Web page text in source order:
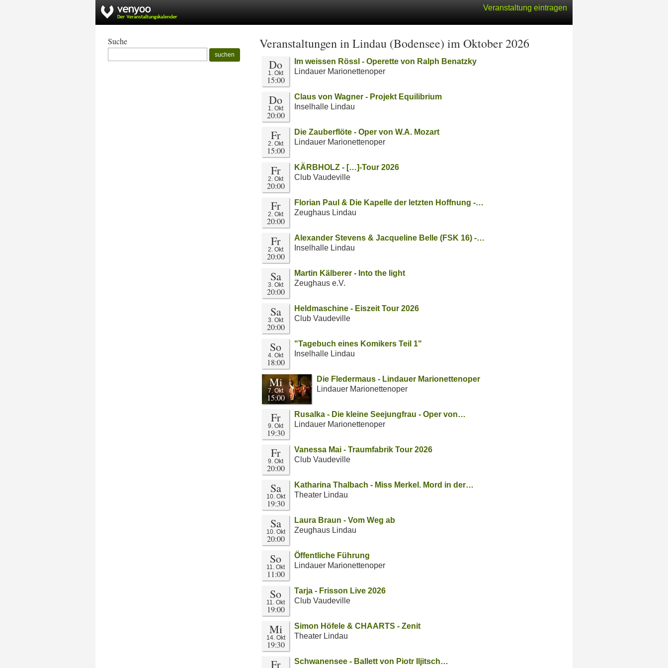
Veranstaltung eintragen
Suche
suchen
Veranstaltungen in Lindau (Bodensee) im Oktober 2026
Do
1. Okt
15:00
Im weissen Rössl - Operette von Ralph Benatzky
Lindauer Marionettenoper
Do
1. Okt
20:00
Claus von Wagner - Projekt Equilibrium
Inselhalle Lindau
Fr
2. Okt
15:00
Die Zauberflöte - Oper von W.A. Mozart
Lindauer Marionettenoper
Fr
2. Okt
20:00
KÄRBHOLZ - […]-Tour 2026
Club Vaudeville
Fr
2. Okt
20:00
Florian Paul & Die Kapelle der letzten Hoffnung -…
Zeughaus Lindau
Fr
2. Okt
20:00
Alexander Stevens & Jacqueline Belle (FSK 16) -…
Inselhalle Lindau
Sa
3. Okt
20:00
Martin Kälberer - Into the light
Zeughaus e.V.
Sa
3. Okt
20:00
Heldmaschine - Eiszeit Tour 2026
Club Vaudeville
So
4. Okt
18:00
"Tagebuch eines Komikers Teil 1"
Inselhalle Lindau
Mi
7. Okt
15:00
Die Fledermaus - Lindauer Marionettenoper
Lindauer Marionettenoper
Fr
9. Okt
19:30
Rusalka - Die kleine Seejungfrau - Oper von…
Lindauer Marionettenoper
Fr
9. Okt
20:00
Vanessa Mai - Traumfabrik Tour 2026
Club Vaudeville
Sa
10. Okt
19:30
Katharina Thalbach - Miss Merkel. Mord in der…
Theater Lindau
Sa
10. Okt
20:00
Laura Braun - Vom Weg ab
Zeughaus Lindau
So
11. Okt
11:00
Öffentliche Führung
Lindauer Marionettenoper
So
11. Okt
19:00
Tarja - Frisson Live 2026
Club Vaudeville
Mi
14. Okt
19:30
Simon Höfele & CHAARTS - Zenit
Theater Lindau
Fr
Schwanensee - Ballett von Piotr Iljitsch…